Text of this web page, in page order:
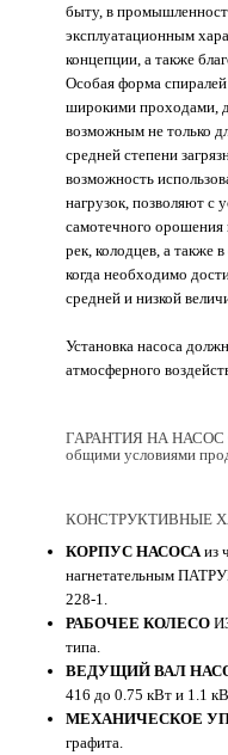
быту, в
эксплуатационным
концепции, а также
Особая форма
широкими проходами,
возможным не только
средней степени
возможность
нагрузок, позволяют с
самотечного орошения
рек, колодцев, а также
когда необходимо
средней и низкой
Установка насоса
атмосферного
ГАРАНТИЯ НА НАСОС
общими условиями
КОНСТРУКТИВНЫЕ
КОРПУС НАСОСА из
нагнетательным
228-1.
РАБОЧЕЕ КОЛЕСО
типа.
ВЕДУЩИЙ ВАЛ
416 до 0.75 кВт и 1.1
МЕХАНИЧЕСКОЕ
графита.